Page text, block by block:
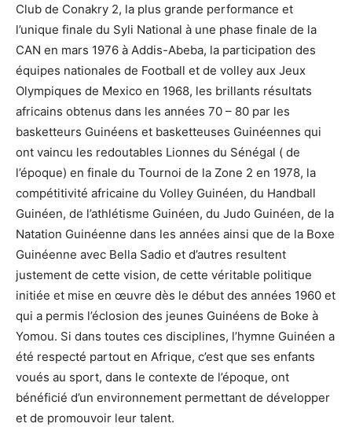
Club de Conakry 2, la plus grande performance et
l’unique finale du Syli National à une phase finale de la
CAN en mars 1976 à Addis-Abeba, la participation des
équipes nationales de Football et de volley aux Jeux
Olympiques de Mexico en 1968, les brillants résultats
africains obtenus dans les années 70 – 80 par les
basketteurs Guinéens et basketteuses Guinéennes qui
ont vaincu les redoutables Lionnes du Sénégal ( de
l’époque) en finale du Tournoi de la Zone 2 en 1978, la
compétitivité africaine du Volley Guinéen, du Handball
Guinéen, de l’athlétisme Guinéen, du Judo Guinéen, de la
Natation Guinéenne dans les années ainsi que de la Boxe
Guinéenne avec Bella Sadio et d’autres resultent
justement de cette vision, de cette véritable politique
initiée et mise en œuvre dès le début des années 1960 et
qui a permis l’éclosion des jeunes Guinéens de Boke à
Yomou. Si dans toutes ces disciplines, l’hymne Guinéen a
été respecté partout en Afrique, c’est que ses enfants
voués au sport, dans le contexte de l’époque, ont
bénéficié d’un environnement permettant de développer
et de promouvoir leur talent.